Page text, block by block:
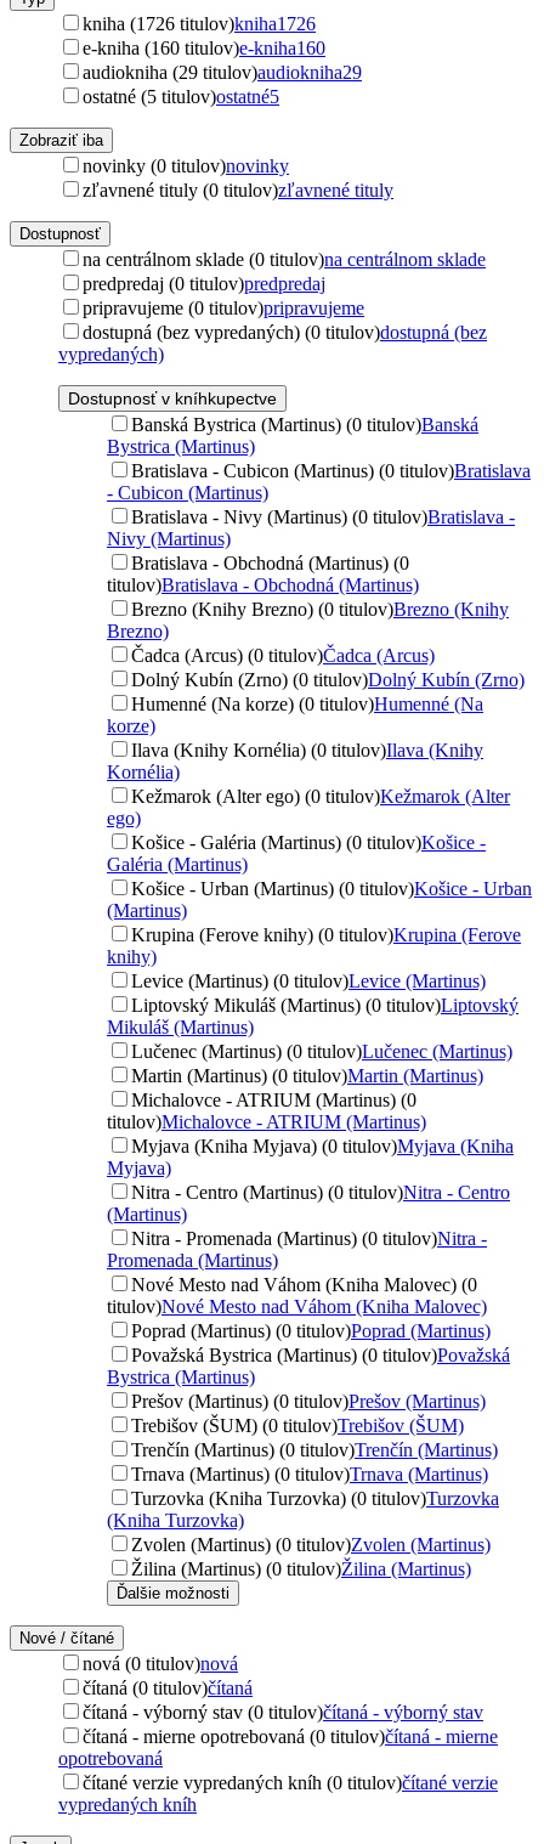
kniha (1726 titulov)kniha1726
e-kniha (160 titulov)e-kniha160
audiokniha (29 titulov)audiokniha29
ostatné (5 titulov)ostatné5
Zobraziť iba
novinky (0 titulov)novinky
zľavnené tituly (0 titulov)zľavnené tituly
Dostupnosť
na centrálnom sklade (0 titulov)na centrálnom sklade
predpredaj (0 titulov)predpredaj
pripravujeme (0 titulov)pripravujeme
dostupná (bez vypredaných) (0 titulov)dostupná (bez
vypredaných)
Dostupnosť v kníhkupectve
Banská Bystrica (Martinus) (0 titulov)Banská
Bystrica (Martinus)
Bratislava - Cubicon (Martinus) (0 titulov)Bratislava
- Cubicon (Martinus)
Bratislava - Nivy (Martinus) (0 titulov)Bratislava -
Nivy (Martinus)
Bratislava - Obchodná (Martinus) (0
titulov)Bratislava - Obchodná (Martinus)
Brezno (Knihy Brezno) (0 titulov)Brezno (Knihy
Brezno)
Čadca (Arcus) (0 titulov)Čadca (Arcus)
Dolný Kubín (Zrno) (0 titulov)Dolný Kubín (Zrno)
Humenné (Na korze) (0 titulov)Humenné (Na
korze)
Ilava (Knihy Kornélia) (0 titulov)Ilava (Knihy
Kornélia)
Kežmarok (Alter ego) (0 titulov)Kežmarok (Alter
ego)
Košice - Galéria (Martinus) (0 titulov)Košice -
Galéria (Martinus)
Košice - Urban (Martinus) (0 titulov)Košice - Urban
(Martinus)
Krupina (Ferove knihy) (0 titulov)Krupina (Ferove
knihy)
Levice (Martinus) (0 titulov)Levice (Martinus)
Liptovský Mikuláš (Martinus) (0 titulov)Liptovský
Mikuláš (Martinus)
Lučenec (Martinus) (0 titulov)Lučenec (Martinus)
Martin (Martinus) (0 titulov)Martin (Martinus)
Michalovce - ATRIUM (Martinus) (0
titulov)Michalovce - ATRIUM (Martinus)
Myjava (Kniha Myjava) (0 titulov)Myjava (Kniha
Myjava)
Nitra - Centro (Martinus) (0 titulov)Nitra - Centro
(Martinus)
Nitra - Promenada (Martinus) (0 titulov)Nitra -
Promenada (Martinus)
Nové Mesto nad Váhom (Kniha Malovec) (0
titulov)Nové Mesto nad Váhom (Kniha Malovec)
Poprad (Martinus) (0 titulov)Poprad (Martinus)
Považská Bystrica (Martinus) (0 titulov)Považská
Bystrica (Martinus)
Prešov (Martinus) (0 titulov)Prešov (Martinus)
Trebišov (ŠUM) (0 titulov)Trebišov (ŠUM)
Trenčín (Martinus) (0 titulov)Trenčín (Martinus)
Trnava (Martinus) (0 titulov)Trnava (Martinus)
Turzovka (Kniha Turzovka) (0 titulov)Turzovka
(Kniha Turzovka)
Zvolen (Martinus) (0 titulov)Zvolen (Martinus)
Žilina (Martinus) (0 titulov)Žilina (Martinus)
Ďalšie možnosti
Nové / čítané
nová (0 titulov)nová
čítaná (0 titulov)čítaná
čítaná - výborný stav (0 titulov)čítaná - výborný stav
čítaná - mierne opotrebovaná (0 titulov)čítaná - mierne
opotrebovaná
čítané verzie vypredaných kníh (0 titulov)čítané verzie
vypredaných kníh